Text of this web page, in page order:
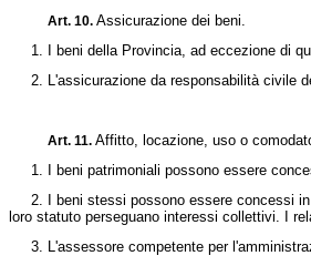
Art. 10. Assicurazione dei beni.
1. I beni della Provincia, ad eccezione di
2. L'assicurazione da responsabilità civile
Art. 11. Affitto, locazione, uso o
1. I beni patrimoniali possono essere
2. I beni stessi possono essere concessi in
loro statuto perseguano interessi collettivi. I
3. L'assessore competente per